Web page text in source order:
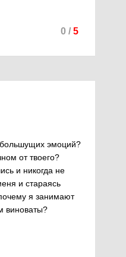
0 / 5
эмоций?
от твоего?
и никогда не
и стараясь
я занимают
виноваты?